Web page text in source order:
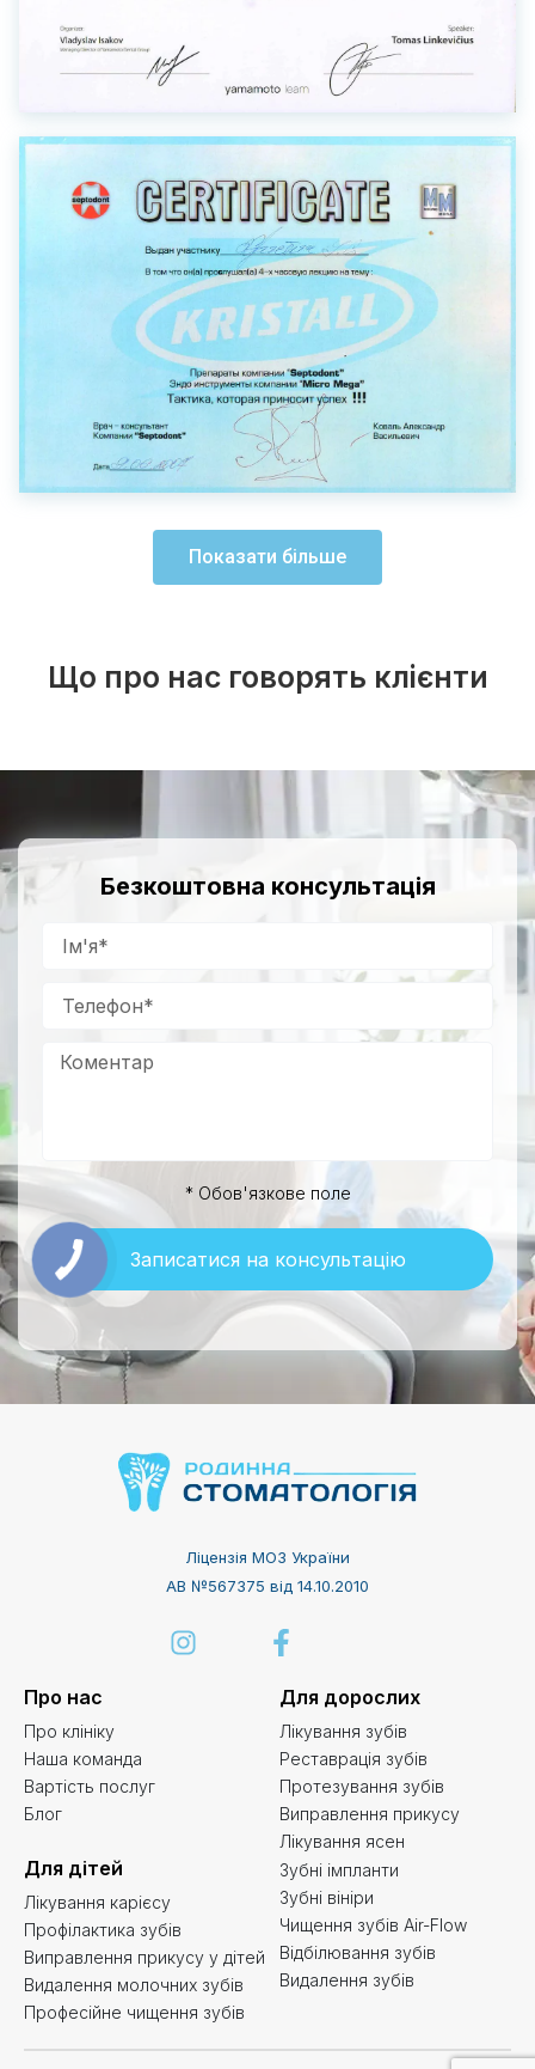
Показати більше
Що про нас говорять клієнти
Безкоштовна консультація
* Обов'язкове поле
Записатися на консультацію
Ліцензія МОЗ України
АВ №567375 від 14.10.2010
Про нас
Про клініку
Наша команда
Вартість послуг
Блог
Для дорослих
Лікування зубів
Реставрація зубів
Протезування зубів
Виправлення прикусу
Лікування ясен
Зубні імпланти
Зубні вініри
Чищення зубів Air-Flow
Відбілювання зубів
Видалення зубів
Для дітей
Лікування карієсу
Профілактика зубів
Виправлення прикусу у дітей
Видалення молочних зубів
Професійне чищення зубів